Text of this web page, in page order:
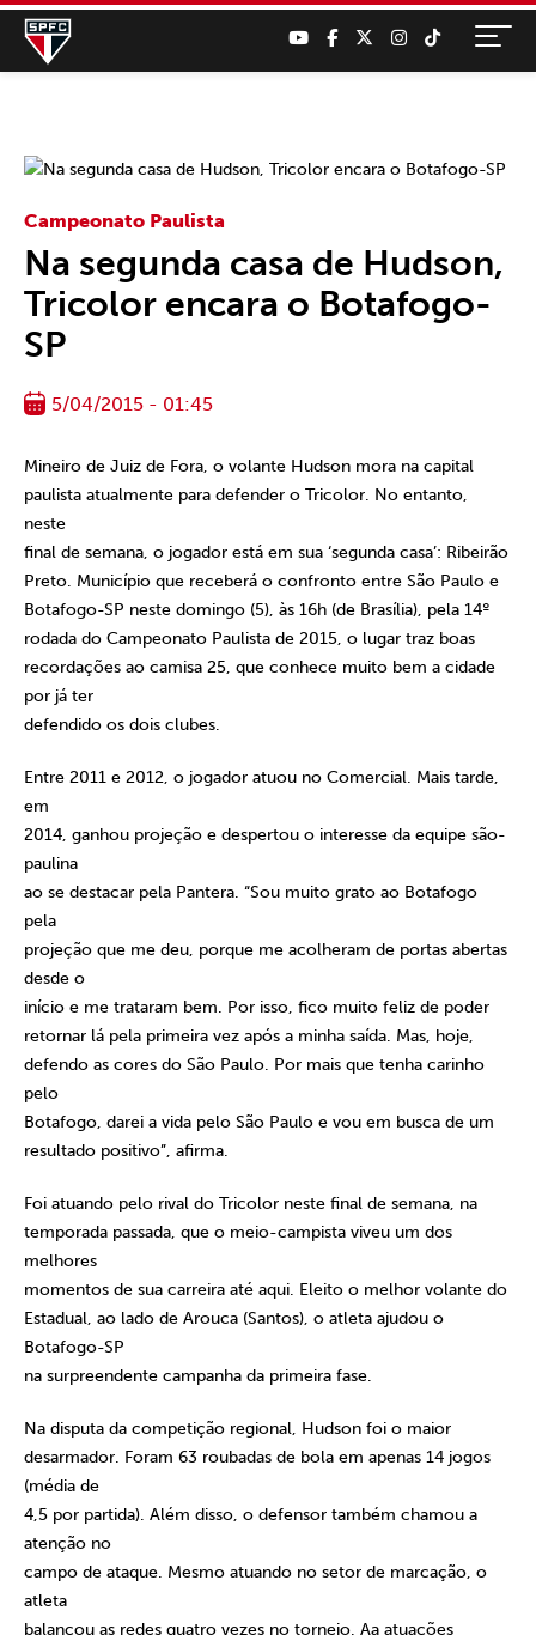
Campeonato Paulista
Na segunda casa de Hudson,
Tricolor encara o Botafogo-
SP
5/04/2015 - 01:45
Mineiro de Juiz de Fora, o volante Hudson mora na capital
paulista atualmente para defender o Tricolor. No entanto,
neste
final de semana, o jogador está em sua ‘segunda casa’: Ribeirão
Preto. Município que receberá o confronto entre São Paulo e
Botafogo-SP neste domingo (5), às 16h (de Brasília), pela 14º
rodada do Campeonato Paulista de 2015, o lugar traz boas
recordações ao camisa 25, que conhece muito bem a cidade
por já ter
defendido os dois clubes.
Entre 2011 e 2012, o jogador atuou no Comercial. Mais tarde,
em
2014, ganhou projeção e despertou o interesse da equipe são-
paulina
ao se destacar pela Pantera. “Sou muito grato ao Botafogo
pela
projeção que me deu, porque me acolheram de portas abertas
desde o
início e me trataram bem. Por isso, fico muito feliz de poder
retornar lá pela primeira vez após a minha saída. Mas, hoje,
defendo as cores do São Paulo. Por mais que tenha carinho
pelo
Botafogo, darei a vida pelo São Paulo e vou em busca de um
resultado positivo”, afirma.
Foi atuando pelo rival do Tricolor neste final de semana, na
temporada passada, que o meio-campista viveu um dos
melhores
momentos de sua carreira até aqui. Eleito o melhor volante do
Estadual, ao lado de Arouca (Santos), o atleta ajudou o
Botafogo-SP
na surpreendente campanha da primeira fase.
Na disputa da competição regional, Hudson foi o maior
desarmador. Foram 63 roubadas de bola em apenas 14 jogos
(média de
4,5 por partida). Além disso, o defensor também chamou a
atenção no
campo de ataque. Mesmo atuando no setor de marcação, o
atleta
balançou as redes quatro vezes no torneio. Aa atuações